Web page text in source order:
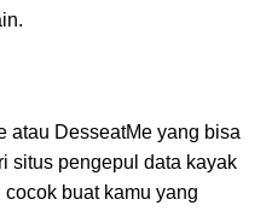
atau DesseatMe yang bisa
situs pengepul data kayak
buat kamu yang